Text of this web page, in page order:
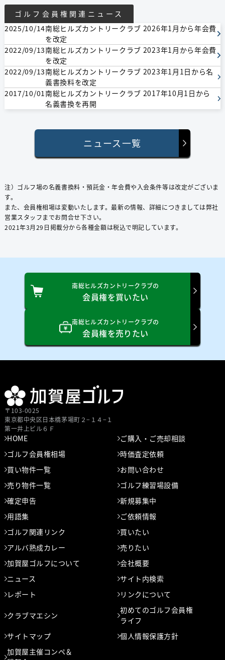
ゴルフ会員権関連ニュース
2025/10/14南総ヒルズカントリークラブ 2026年1月から年会費
を改定
2022/09/13南総ヒルズカントリークラブ 2023年1月から年会費
を改定
2022/09/13南総ヒルズカントリークラブ 2023年1月1日から名
義書換料を改定
2017/10/01南総ヒルズカントリークラブ 2017年10月1日から
名義書換を再開
ニュース一覧
注）ゴルフ場の名義書換料・預託⾦・年会費や⼊会条件等は改定がございま
す。
また、会員権相場は変動いたします。最新の情報、詳細につきましては弊社
営業スタッフまでお問合せ下さい。
2021年3⽉29⽇掲載分から各種⾦額は税込で明記しています。
南総ヒルズカントリークラブの
会員権を買いたい
南総ヒルズカントリークラブの
会員権を売りたい
〒103-0025
東京都中央区⽇本橋茅場町２−１４−１
第⼀井上ビル６Ｆ
HOME
ご購入・ご売却相談
ゴルフ会員権相場
時価査定依頼
買い物件一覧
お問い合わせ
売り物件一覧
ゴルフ練習場設備
確定申告
新規募集中
用語集
ご依頼情報
ゴルフ関連リンク
買いたい
アルバ熟成カレー
売りたい
加賀屋ゴルフについて
会社概要
ニュース
サイト内検索
レポート
リンクについて
クラブマエシン
初めてのゴルフ会員権
ライフ
サイトマップ
個人情報保護方針
加賀屋主催コンペ＆